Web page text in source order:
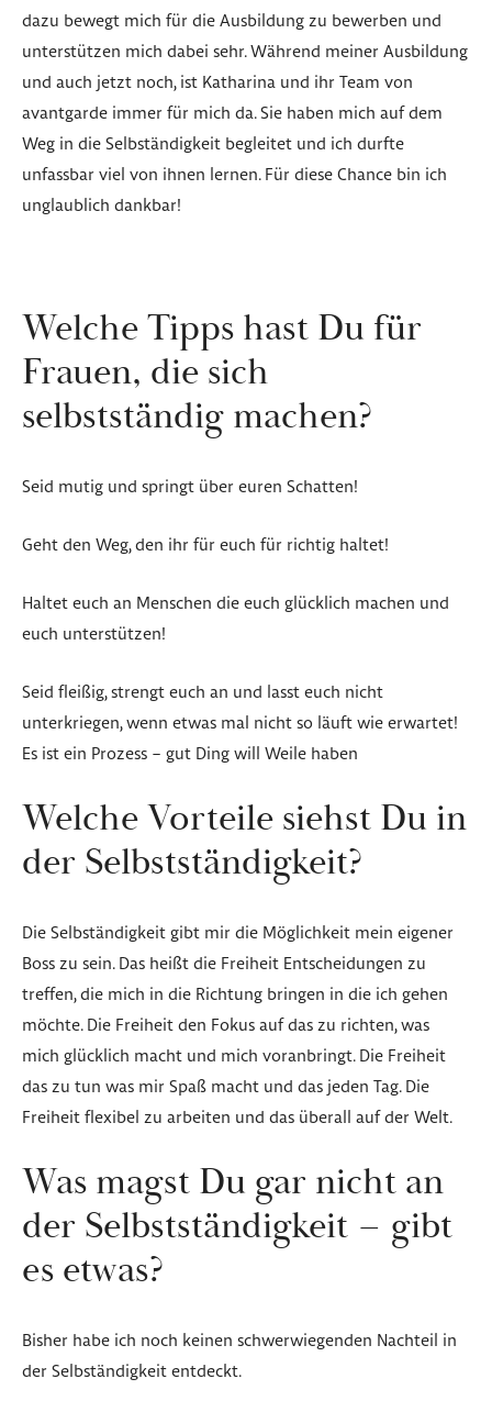
dazu bewegt mich für die Ausbildung zu bewerben und
unterstützen mich dabei sehr. Während meiner Ausbildung
und auch jetzt noch, ist Katharina und ihr Team von
avantgarde immer für mich da. Sie haben mich auf dem
Weg in die Selbständigkeit begleitet und ich durfte
unfassbar viel von ihnen lernen. Für diese Chance bin ich
unglaublich dankbar!
Welche Tipps hast Du für
Frauen, die sich
selbstständig machen?
Seid mutig und springt über euren Schatten!
Geht den Weg, den ihr für euch für richtig haltet!
Haltet euch an Menschen die euch glücklich machen und
euch unterstützen!
Seid fleißig, strengt euch an und lasst euch nicht
unterkriegen, wenn etwas mal nicht so läuft wie erwartet!
Es ist ein Prozess – gut Ding will Weile haben
Welche Vorteile siehst Du in
der Selbstständigkeit?
Die Selbständigkeit gibt mir die Möglichkeit mein eigener
Boss zu sein. Das heißt die Freiheit Entscheidungen zu
treffen, die mich in die Richtung bringen in die ich gehen
möchte. Die Freiheit den Fokus auf das zu richten, was
mich glücklich macht und mich voranbringt. Die Freiheit
das zu tun was mir Spaß macht und das jeden Tag. Die
Freiheit flexibel zu arbeiten und das überall auf der Welt.
Was magst Du gar nicht an
der Selbstständigkeit – gibt
es etwas?
Bisher habe ich noch keinen schwerwiegenden Nachteil in
der Selbständigkeit entdeckt.